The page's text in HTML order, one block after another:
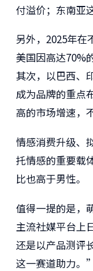
付溢价；东南亚
另外，2025年在
美国因高达70%
其次，以巴西、
成为品牌的重点
高的市场增速，
情感消费升级、
托情感的重要载
比也高于男性。
值得一提的是，
主流社媒平台上
还是以产品测评
这一赛道助力。